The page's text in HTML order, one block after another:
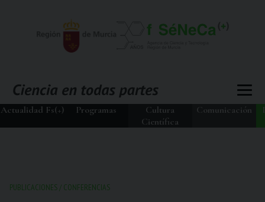
Actualidad Fs(+) Programas
Cultura
Científica
Comunicación
PUBLICACIONES / CONFERENCIAS